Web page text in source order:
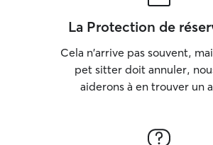
La Protection de
Cela n'arrive pas souvent,
pet sitter doit annuler,
aiderons à en trouver un